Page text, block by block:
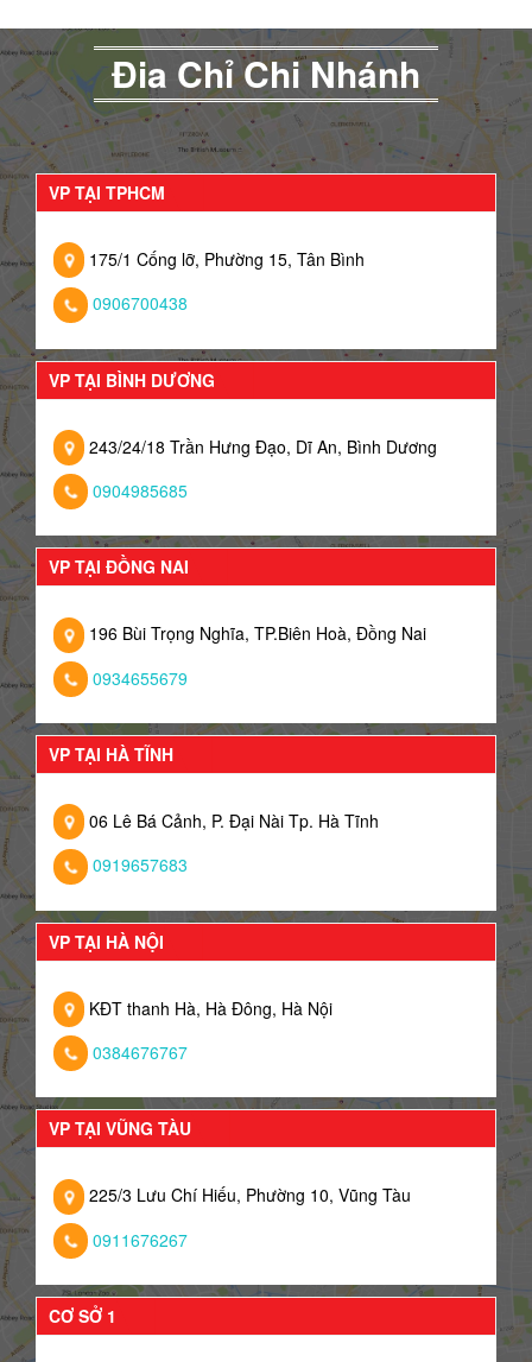
Đia Chỉ Chi Nhánh
VP TẠI TPHCM
175/1 Cống lỡ, Phường 15, Tân Bình
0906700438
VP TẠI BÌNH DƯƠNG
243/24/18 Trần Hưng Đạo, Dĩ An, Bình Dương
0904985685
VP TẠI ĐỒNG NAI
196 Bùi Trọng Nghĩa, TP.Biên Hoà, Đồng Nai
0934655679
VP TẠI HÀ TĨNH
06 Lê Bá Cảnh, P. Đại Nài Tp. Hà Tĩnh
0919657683
VP TẠI HÀ NỘI
KĐT thanh Hà, Hà Đông, Hà Nội
0384676767
VP TẠI VŨNG TÀU
225/3 Lưu Chí Hiếu, Phường 10, Vũng Tàu
0911676267
CƠ SỞ 1